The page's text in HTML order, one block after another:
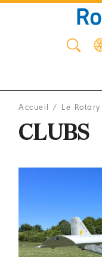
Accueil / Le
CLUBS
Panneau de gestion